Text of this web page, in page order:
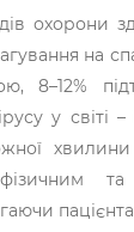
охорони
на
8–12%
у світі –
та